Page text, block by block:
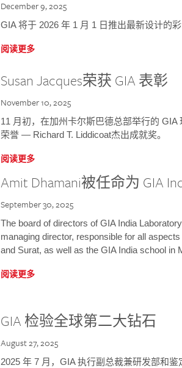
December 9, 2025
GIA 将于 2026 年 1 月 1 日推出最新设计的
阅读更多
Susan Jacques荣获 GIA 表彰
November 10, 2025
11 月初，在加州卡尔斯巴德总部举行的
荣誉 — Richard T. Liddicoat杰出成就奖。
阅读更多
Amit Dhamani被任命为 GIA
September 30, 2025
The board of directors of GIA India
managing director, responsible for all
and Surat, as well as the GIA India school in
阅读更多
GIA 检验全球第二大钻石
August 27, 2025
2025 年 7 月，GIA 执行副总裁兼研发部和